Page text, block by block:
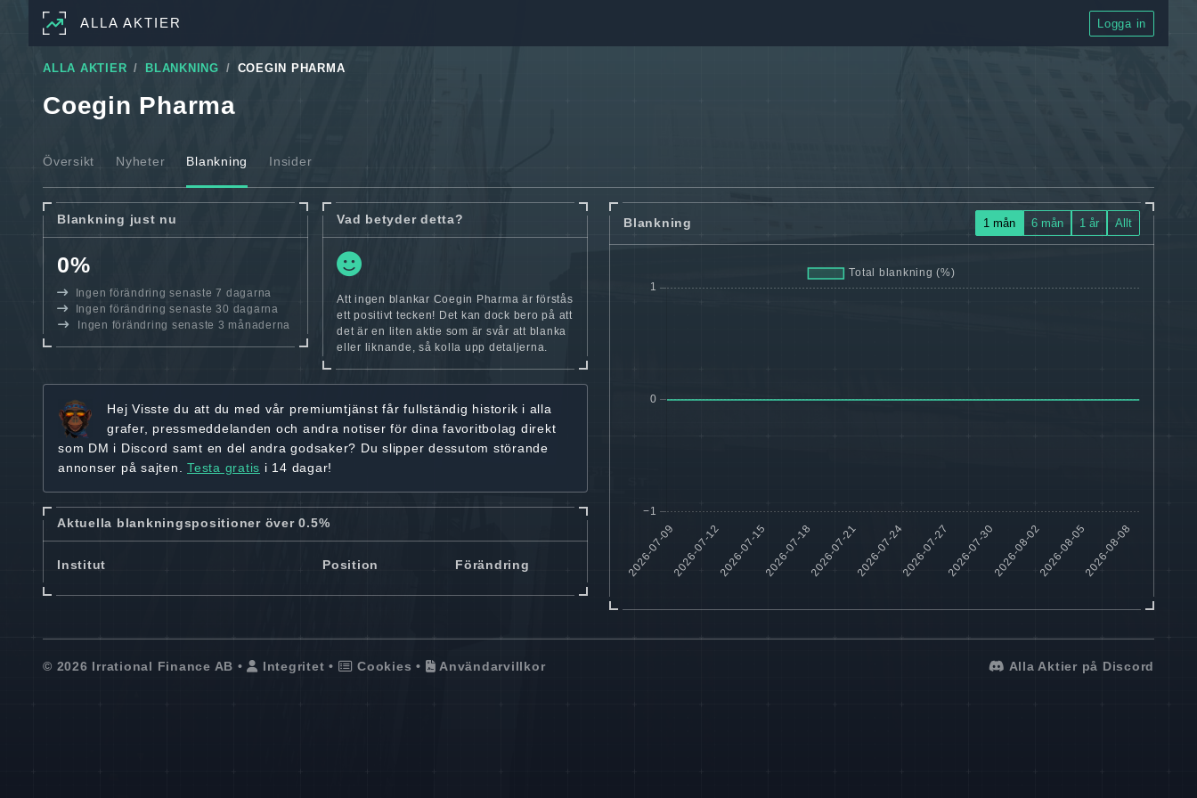
ALLA AKTIER Logga in
ALLA AKTIER BLANKNING COEGIN PHARMA
Coegin Pharma
Översikt Nyheter Blankning Insider
Blankning just nu
0%
Ingen förändring senaste 7 dagarna
Ingen förändring senaste 30 dagarna
Ingen förändring senaste 3 månaderna
Vad betyder detta?
Att ingen blankar Coegin Pharma är förstås
ett positivt tecken! Det kan dock bero på att
det är en liten aktie som är svår att blanka
eller liknande, så kolla upp detaljerna.
Hej Visste du att du med vår premiumtjänst fårfullständig historik i alla
grafer, pressmeddelanden och andra notiser för dina favoritbolag direkt
som DM i Discord samt en del andra godsaker? Du slipper dessutom störande
annonser på sajten. Testa gratis i 14 dagar!
Aktuella blankningspositioner över 0.5%
Institut Position Förändring
Blankning 1 mån 6 mån 1 år Allt
© 2026 Irrational Finance AB • Integritet • Cookies • Användarvillkor Alla Aktier på Discord